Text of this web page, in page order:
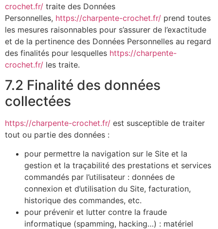
crochet.fr/ traite des Données
Personnelles, https://charpente-crochet.fr/ prend toutes
les mesures raisonnables pour s’assurer de l’exactitude
et de la pertinence des Données Personnelles au regard
des finalités pour lesquelles https://charpente-
crochet.fr/ les traite.
7.2 Finalité des données
collectées
https://charpente-crochet.fr/ est susceptible de traiter
tout ou partie des données :
pour permettre la navigation sur le Site et la
gestion et la traçabilité des prestations et services
commandés par l’utilisateur : données de
connexion et d’utilisation du Site, facturation,
historique des commandes, etc.
pour prévenir et lutter contre la fraude
informatique (spamming, hacking…) : matériel